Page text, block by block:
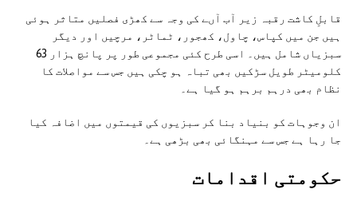
قابلِ کاشت رقبہ زیر آب آںے کی وجہ سے کھڑی فصلیں متاثر ہوئی
ہیں جن میں کپاس، چاول، کھجور، ٹماٹر، مرچیں اور دیگر
سبزیاں شامل ہیں۔ اسی طرح کئی مجموعی طور پر پانچ ہزار 63
کلومیٹر طویل سڑکیں بھی تباہ ہو چکی ہیں جس سے مواصلات کا
نظام بھی درہم برہم ہو گیا ہے۔
ان وجوہات کو بنیاد بنا کر سبزیوں کی قیمتوں میں اضافہ کیا
جا رہا ہے جس سے مہنگائی بھی بڑھی ہے۔
حکومتی اقدامات